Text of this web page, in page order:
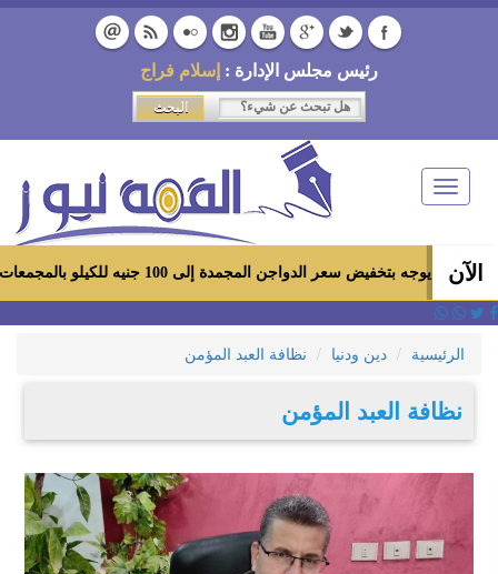
رئيس مجلس الإدارة : إسلام فراج
Toggle
navigation
الآن
سعر الدواجن المجمدة إلى 100 جنيه للكيلو بالمجمعات الاستهلاكية ومعارض «أهلاً رمضان»
الرئيسية دين ودنيا نظافة العبد المؤمن
نظافة العبد المؤمن